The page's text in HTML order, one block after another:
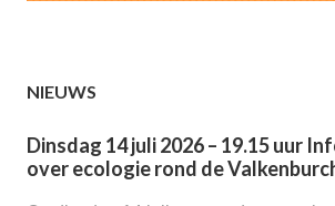
NIEUWS
Dinsdag 14 juli 2026 – 19.15 uur
over ecologie rond de